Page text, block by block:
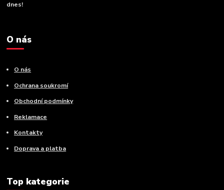
dnes!
O nás
O nás
Ochrana soukromí
Obchodní podmínky
Reklamace
Kontakty
Doprava a platba
Top kategorie